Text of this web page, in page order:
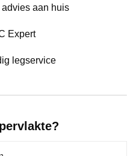
aan huis
Expert
legservice